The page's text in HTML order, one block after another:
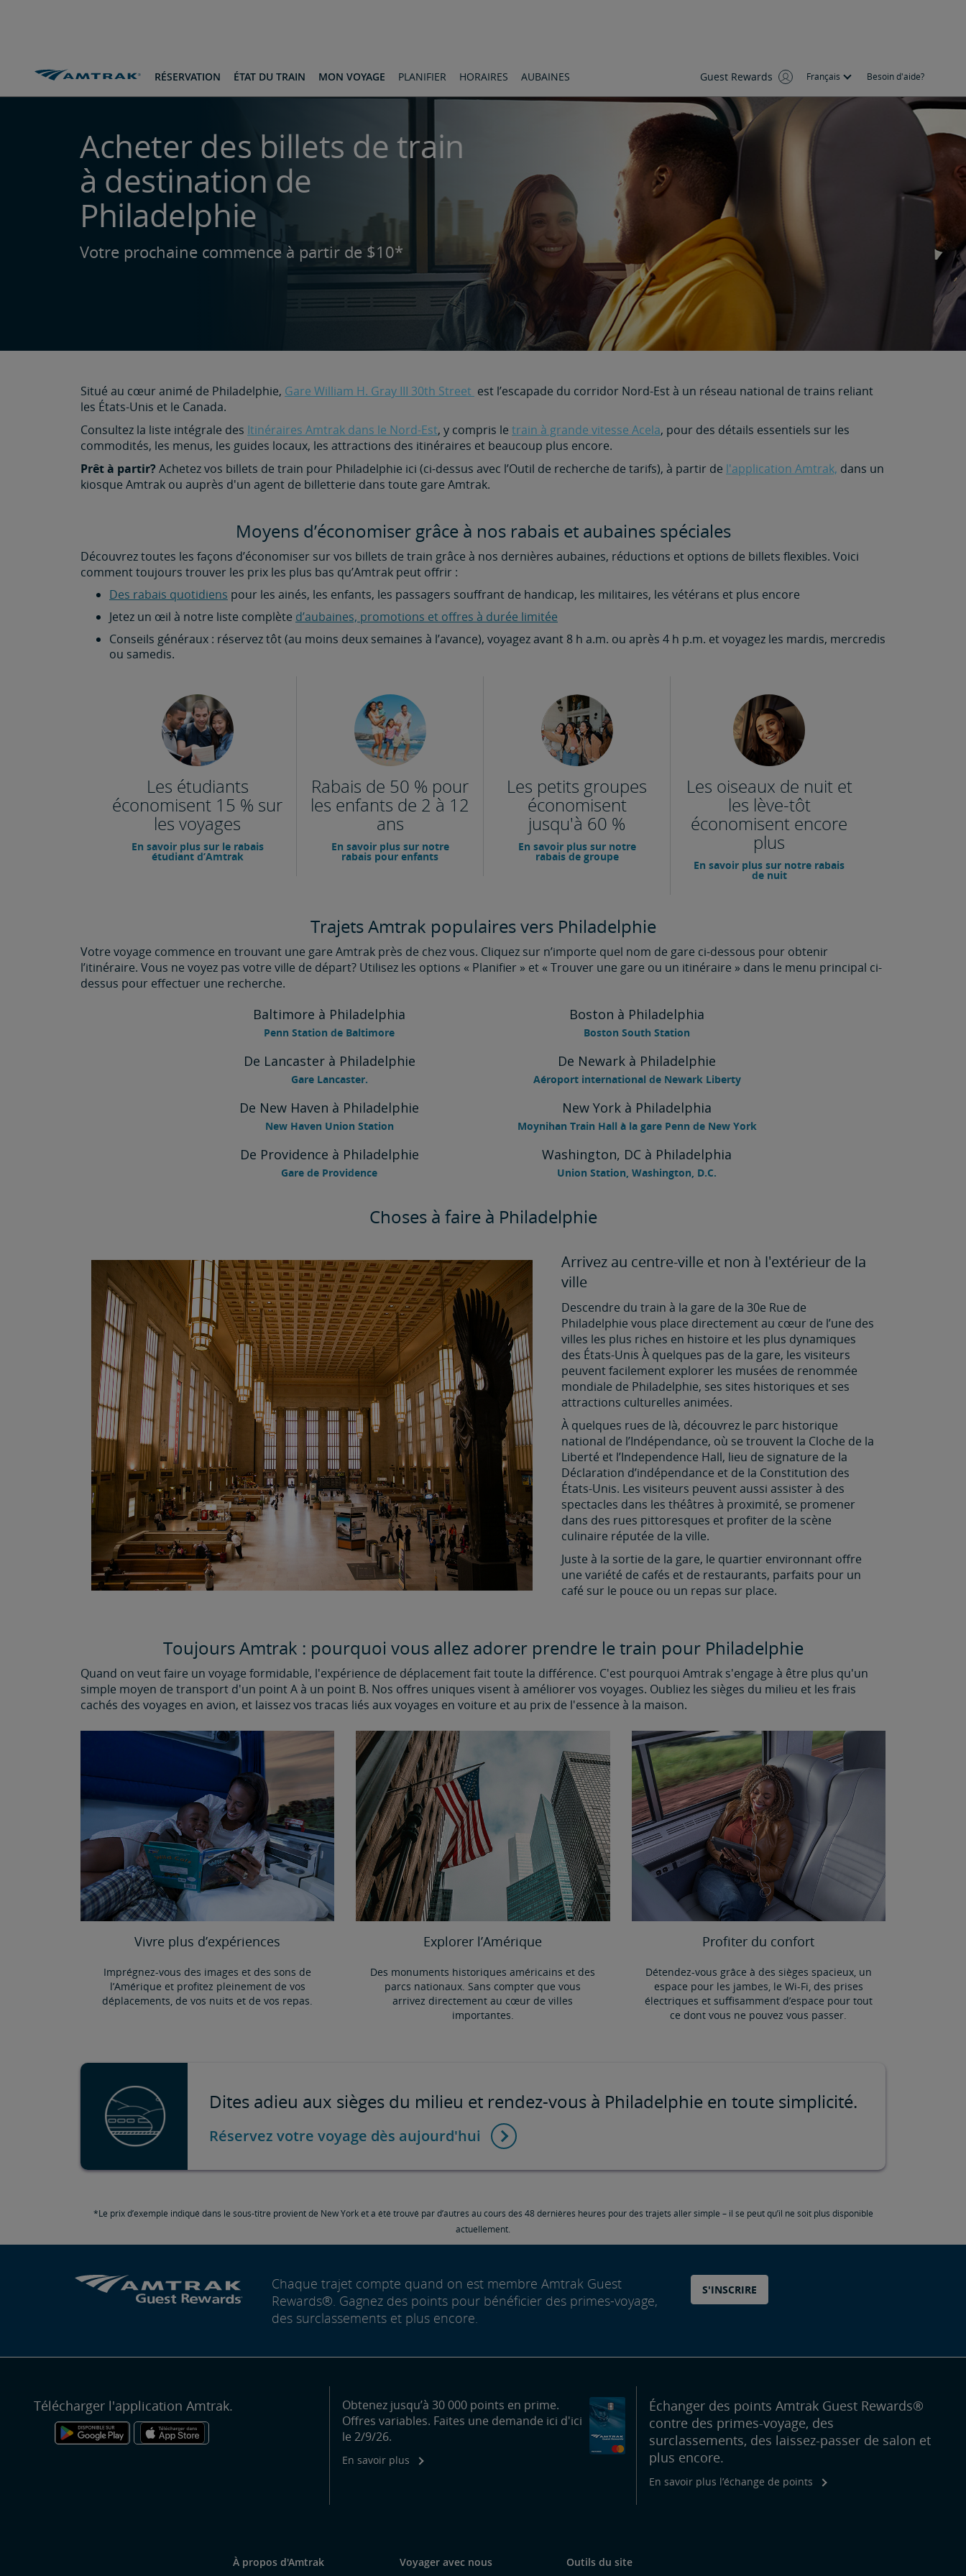
RÉSERVATION
ÉTAT DU TRAIN MON VOYAGE PLANIFIER HORAIRES AUBAINES Guest Rewards Français Besoin d'aide?
Acheter des billets de train
à destination de
Philadelphie
Votre prochaine commence à partir de $10*
Situé au cœur animé de Philadelphie, Gare William H. Gray III 30th Street est l’escapade du corridor Nord-Est à un réseau national de trains reliant
les États-Unis et le Canada.
Consultez la liste intégrale des Itinéraires Amtrak dans le Nord-Est, y compris le train à grande vitesse Acela, pour des détails essentiels sur les
commodités, les menus, les guides locaux, les attractions des itinéraires et beaucoup plus encore.
Prêt à partir?Achetez vos billets de train pour Philadelphie ici (ci-dessus avec l’Outil de recherche de tarifs), à partir de l'application Amtrak, dans un
kiosque Amtrak ou auprès d'un agent de billetterie dans toute gare Amtrak.
Moyens d’économiser grâce à nos rabais et aubaines spéciales
Découvrez toutes les façons d’économiser sur vos billets de train grâce à nos dernières aubaines, réductions et options de billets flexibles. Voici
comment toujours trouver les prix les plus bas qu’Amtrak peut offrir :
Des rabais quotidiens pour les ainés, les enfants, les passagers souffrant de handicap, les militaires, les vétérans et plus encore
Jetez un œil à notre liste complète d’aubaines, promotions et offres à durée limitée
Conseils généraux : réservez tôt (au moins deux semaines à l’avance), voyagez avant 8 h a.m. ou après 4 h p.m. et voyagez les mardis, mercredis
ou samedis.
Les étudiants
économisent 15 % sur
les voyages
En savoir plus sur le rabais
étudiant d’Amtrak
Rabais de 50 % pour
les enfants de 2 à 12
ans
En savoir plus sur notre
rabais pour enfants
Les petits groupes
économisent
jusqu'à 60 %
En savoir plus sur notre
rabais de groupe
Les oiseaux de nuit et
les lève-tôt
économisent encore
plus
En savoir plus sur notre rabais
de nuit
Trajets Amtrak populaires vers Philadelphie
Votre voyage commence en trouvant une gare Amtrak près de chez vous. Cliquez sur n’importe quel nom de gare ci-dessous pour obtenir
l’itinéraire. Vous ne voyez pas votre ville de départ? Utilisez les options « Planifier » et « Trouver une gare ou un itinéraire » dans le menu principal ci-
dessus pour effectuer une recherche.
Baltimore à Philadelphia
Penn Station de Baltimore
Boston à Philadelphia
Boston South Station
De Lancaster à Philadelphie
Gare Lancaster.
De Newark à Philadelphie
Aéroport international de Newark Liberty
De New Haven à Philadelphie
New Haven Union Station
New York à Philadelphia
Moynihan Train Hall à la gare Penn de New York
De Providence à Philadelphie
Gare de Providence
Washington, DC à Philadelphia
Union Station, Washington, D.C.
Choses à faire à Philadelphie
Arrivez au centre-ville et non à l'extérieur de la
ville
Descendre du train à la gare de la 30e Rue de
Philadelphie vous place directement au cœur de l’une des
villes les plus riches en histoire et les plus dynamiques
des États-Unis À quelques pas de la gare, les visiteurs
peuvent facilement explorer les musées de renommée
mondiale de Philadelphie, ses sites historiques et ses
attractions culturelles animées.
À quelques rues de là, découvrez le parc historique
national de l’Indépendance, où se trouvent la Cloche de la
Liberté et l’Independence Hall, lieu de signature de la
Déclaration d’indépendance et de la Constitution des
États-Unis. Les visiteurs peuvent aussi assister à des
spectacles dans les théâtres à proximité, se promener
dans des rues pittoresques et profiter de la scène
culinaire réputée de la ville.
Juste à la sortie de la gare, le quartier environnant offre
une variété de cafés et de restaurants, parfaits pour un
café sur le pouce ou un repas sur place.
Toujours Amtrak : pourquoi vous allez adorer prendre le train pour Philadelphie
Quand on veut faire un voyage formidable, l'expérience de déplacement fait toute la différence. C'est pourquoi Amtrak s'engage à être plus qu'un
simple moyen de transport d'un point A à un point B. Nos offres uniques visent à améliorer vos voyages. Oubliez les sièges du milieu et les frais
cachés des voyages en avion, et laissez vos tracas liés aux voyages en voiture et au prix de l'essence à la maison.
Vivre plus d’expériences
Imprégnez-vous des images et des sons de
l’Amérique et profitez pleinement de vos
déplacements, de vos nuits et de vos repas.
Explorer l’Amérique
Des monuments historiques américains et des
parcs nationaux. Sans compter que vous
arrivez directement au cœur de villes
importantes.
Profiter du confort
Détendez-vous grâce à des sièges spacieux, un
espace pour les jambes, le Wi-Fi, des prises
électriques et suffisamment d’espace pour tout
ce dont vous ne pouvez vous passer.
Dites adieu aux sièges du milieu et rendez-vous à Philadelphie en toute simplicité.
Réservez votre voyage dès aujourd'hui
*Le prix d’exemple indiqué dans le sous-titre provient de New York et a été trouvé par d’autres au cours des 48 dernières heures pour des trajets aller simple – il se peut qu’il ne soit plus disponible
actuellement.
Chaque trajet compte quand on est membre Amtrak Guest
Rewards®. Gagnez des points pour bénéficier des primes-voyage,
des surclassements et plus encore.
S'INSCRIRE
Télécharger l'application Amtrak.
Obtenez jusqu’à 30 000 points en prime.
Offres variables. Faites une demande ici d'ici
le 2/9/26.
En savoir plus
Échanger des points Amtrak Guest Rewards®
contre des primes-voyage, des
surclassements, des laissez-passer de salon et
plus encore.
En savoir plus l’échange de points
À propos d'Amtrak Voyager avec nous Outils du site